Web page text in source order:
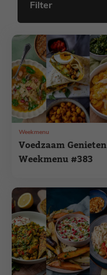
Filter
Voedzaam Genieten
Weekmenu #383
Weekmenu